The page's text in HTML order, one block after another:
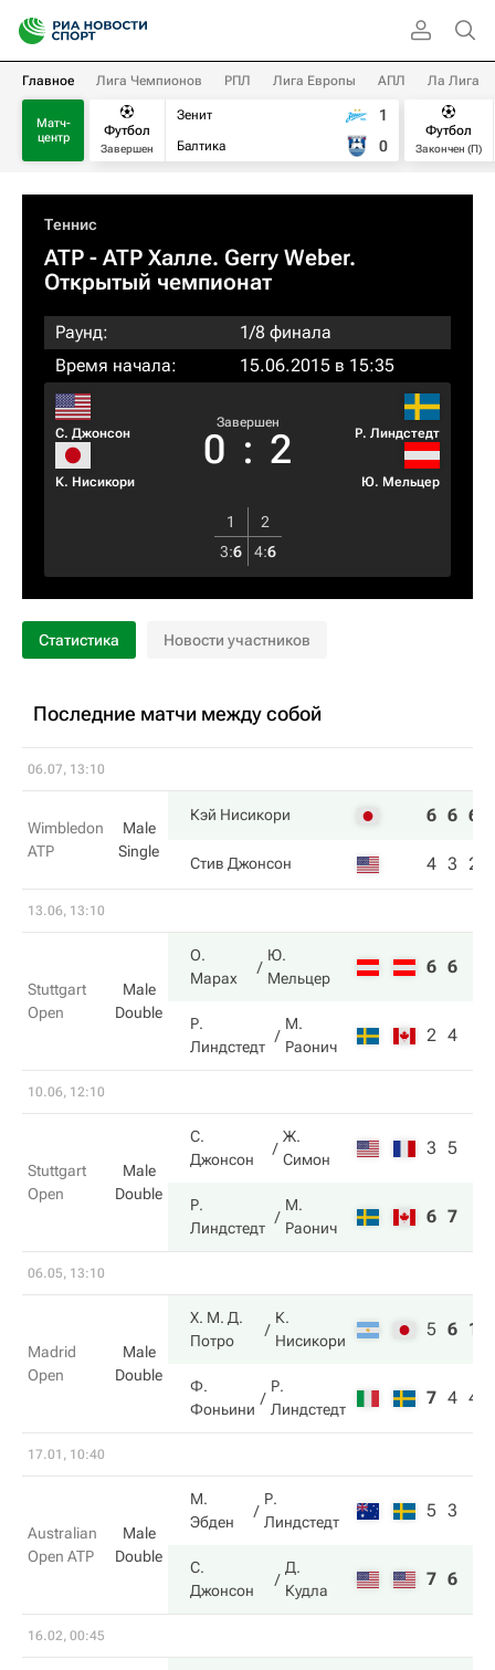
Главное Лига Чемпионов РПЛ Лига Европы АПЛ Ла Лига
Матч-
центр
Футбол
Завершен
Зенит
Балтика
1
0
Футбол
Закончен (П)
Теннис
ATP - ATP Халле. Gerry Weber.
Открытый чемпионат
Раунд:
1/8 финала
Время начала:
15.06.2015 в 15:35
С. Джонсон
К. Нисикори
Завершен
0 : 2 Р. Линдстедт
Ю. Мельцер
1
2
3:6 4:6
Статистика Новости участников
Последние матчи между собой
06.07, 13:10
Wimbledon
ATP
Male
Single
Кэй Нисикори 6 6 6
Стив Джонсон 4 3 2
13.06, 13:10
Stuttgart
Open
Male
Double
О.
Марах
Ю.
Мельцер
6 6
Р.
Линдстедт
М.
Раонич
2 4
10.06, 12:10
Stuttgart
Open
Male
Double
С.
Джонсон
Ж.
Симон
3 5
Р.
Линдстедт
М.
Раонич
6 7
06.05, 13:10
Madrid
Open
Male
Double
Х. М. Д.
Потро
К.
Нисикори
5 6 10
Ф.
Фоньини
Р.
Линдстедт
7 4 4
17.01, 10:40
Australian
Open ATP
Male
Double
М.
Эбден
Р.
Линдстедт
5 3
С.
Джонсон
Д.
Кудла
7 6
16.02, 00:45